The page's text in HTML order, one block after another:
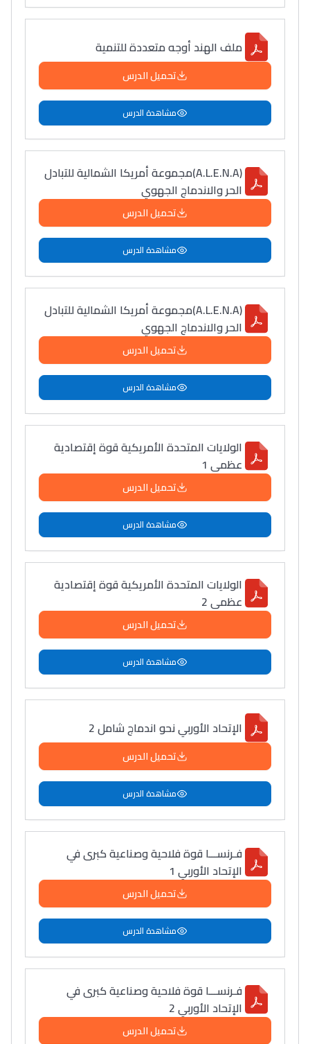
سامورا
بطلة المغرب فالقفز
الطولي، ملاك البردع
كتحكي على تجربتها
فالرّياضة و الدّراسة
ملف الهند أوجه متعددة للتنمية
تحميل الدرس
مشاهدة الدرس
(A.L.E.N.A)مجموعة أمريكا الشمالية للتبادل
الحر والاندماج الجهوي
تحميل الدرس
مشاهدة الدرس
(A.L.E.N.A)مجموعة أمريكا الشمالية للتبادل
الحر والاندماج الجهوي
تحميل الدرس
مشاهدة الدرس
الولايات المتحدة الأمريكية قوة إقتصادية
عظمى 1
تحميل الدرس
مشاهدة الدرس
الولايات المتحدة الأمريكية قوة إقتصادية
عظمى 2
تحميل الدرس
مشاهدة الدرس
الإتحاد الأوربي نحو اندماج شامل 2
تحميل الدرس
مشاهدة الدرس
فـرنســـا قوة فلاحية وصناعية كبرى في
الإتحاد الأوربي 1
تحميل الدرس
مشاهدة الدرس
فـرنســـا قوة فلاحية وصناعية كبرى في
الإتحاد الأوربي 2
تحميل الدرس